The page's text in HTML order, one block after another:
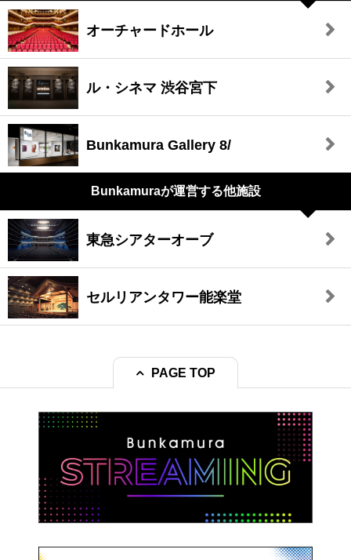
オーチャードホール
ル・シネマ 渋谷宮下
Bunkamura Gallery 8/
Bunkamuraが運営する他施設
東急シアターオーブ
セルリアンタワー能楽堂
PAGE TOP